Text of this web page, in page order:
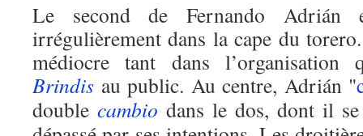
Le second de Fernando Adrián
irrégulièrement dans la cape du
médiocre tant dans l’organisation
Brindis au public. Au centre, Adrián "
double cambio dans le dos, dont il